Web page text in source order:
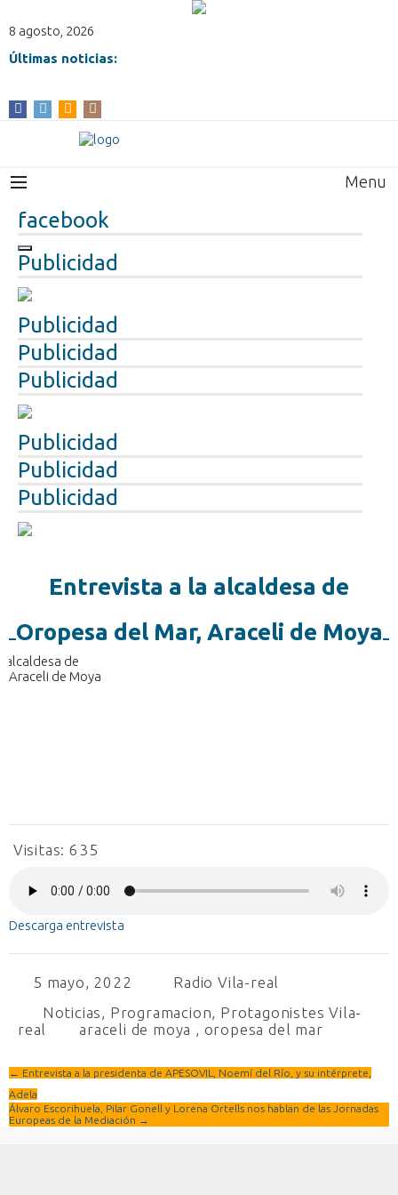
8 agosto, 2026
Últimas noticias:
Menu
facebook
Publicidad
Publicidad
Publicidad
Publicidad
Publicidad
Publicidad
Publicidad
Entrevista a la alcaldesa de
Oropesa del Mar, Araceli de Moya
Visitas: 635
Descarga entrevista
5 mayo, 2022
Radio Vila-real
Noticias, Programacion, Protagonistes Vila-
real
araceli de moya , oropesa del mar
← Entrevista a la presidenta de APESOVIL, Noemí del Río, y su intérprete,
Adela
Álvaro Escorihuela, Pilar Gonell y Lorena Ortells nos hablan de las Jornadas
Europeas de la Mediación →